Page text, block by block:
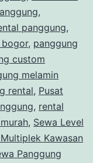
,
panggung,
bogor, panggung
custom
melamin
rental, Pusat
, rental
, Sewa Level
Kawasan
Panggung